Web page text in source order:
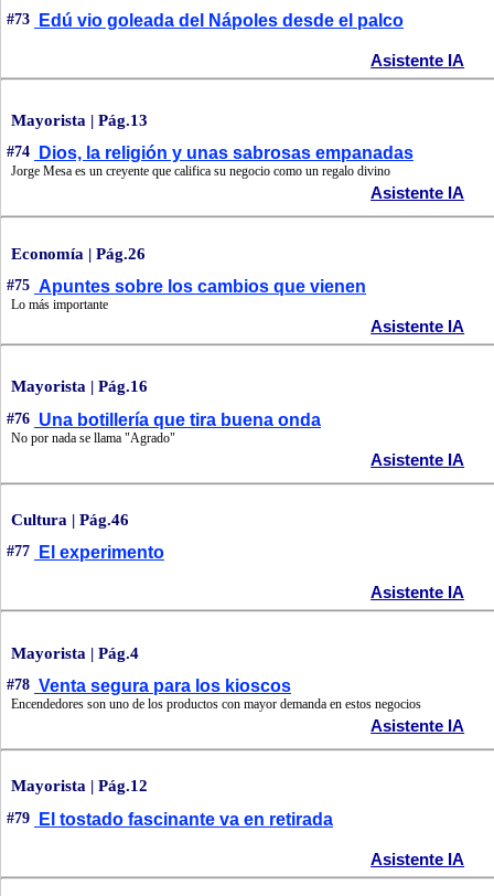
#73 Edú vio goleada del Nápoles desde el palco
Asistente IA
Mayorista | Pág.13
#74 Dios, la religión y unas sabrosas empanadas
Jorge Mesa es un creyente que califica su negocio como un regalo divino
Asistente IA
Economía | Pág.26
#75 Apuntes sobre los cambios que vienen
Lo más importante
Asistente IA
Mayorista | Pág.16
#76 Una botillería que tira buena onda
No por nada se llama "Agrado"
Asistente IA
Cultura | Pág.46
#77 El experimento
Asistente IA
Mayorista | Pág.4
#78 Venta segura para los kioscos
Encendedores son uno de los productos con mayor demanda en estos negocios
Asistente IA
Mayorista | Pág.12
#79 El tostado fascinante va en retirada
Asistente IA